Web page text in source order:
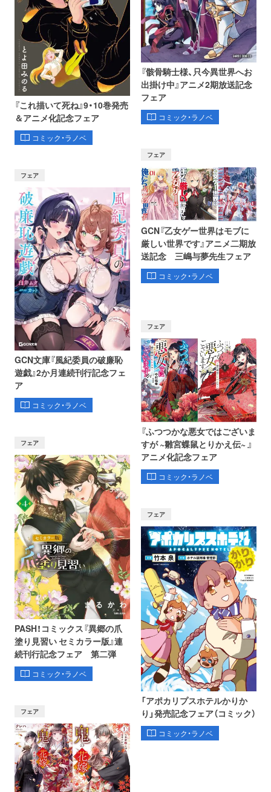
『これ描いて死ね』9・10巻発売
＆アニメ化記念フェア
コミック・ラノベ
『骸骨騎士様、只今異世界へお
出掛け中』アニメ2期放送記念
フェア
コミック・ラノベ
フェア
GCN文庫『風紀委員の破廉恥
遊戯』2か月連続刊行記念フェ
ア
コミック・ラノベ
フェア
GCN『乙女ゲー世界はモブに
厳しい世界です』アニメ二期放
送記念 三嶋与夢先生フェア
コミック・ラノベ
フェア
PASH！コミックス『異郷の爪
塗り見習い セミカラー版』連
続刊行記念フェア 第二弾
コミック・ラノベ
フェア
『ふつつかな悪女ではございま
すが ~雛宮蝶鼠とりかえ伝~ 』
アニメ化記念フェア
コミック・ラノベ
フェア
フェア
「アポカリプスホテルかりか
り」発売記念フェア（コミック）
コミック・ラノベ